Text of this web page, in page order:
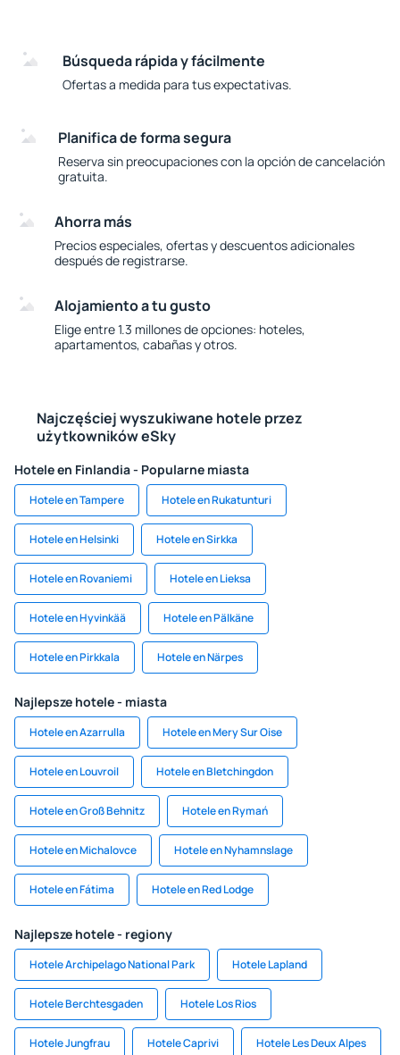
Búsqueda rápida y fácilmente
Ofertas a medida para tus expectativas.
Planifica de forma segura
Reserva sin preocupaciones con la opción de cancelación
gratuita.
Ahorra más
Precios especiales, ofertas y descuentos adicionales
después de registrarse.
Alojamiento a tu gusto
Elige entre 1.3 millones de opciones: hoteles,
apartamentos, cabañas y otros.
Najczęściej wyszukiwane hotele przez
użytkowników eSky
Hotele en Finlandia - Popularne miasta
Hotele en Tampere Hotele en Rukatunturi
Hotele en Helsinki Hotele en Sirkka
Hotele en Rovaniemi Hotele en Lieksa
Hotele en Hyvinkää Hotele en Pälkäne
Hotele en Pirkkala Hotele en Närpes
Najlepsze hotele - miasta
Hotele en Azarrulla Hotele en Mery Sur Oise
Hotele en Louvroil Hotele en Bletchingdon
Hotele en Groß Behnitz Hotele en Rymań
Hotele en Michalovce Hotele en Nyhamnslage
Hotele en Fátima Hotele en Red Lodge
Najlepsze hotele - regiony
Hotele Archipelago National Park Hotele Lapland
Hotele Berchtesgaden Hotele Los Rios
Hotele Jungfrau Hotele Caprivi Hotele Les Deux Alpes